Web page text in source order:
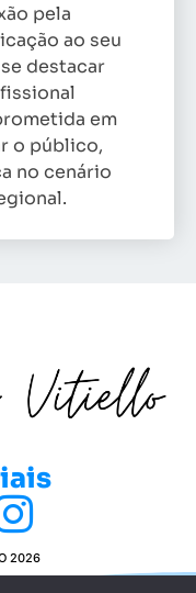
pela
ao seu
destacar
em
o público,
no cenário
2026